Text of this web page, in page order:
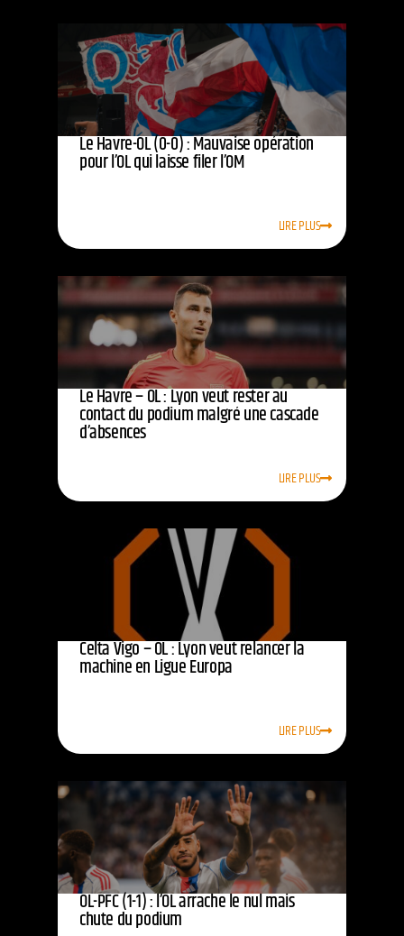
Le Havre-OL (0-0) : Mauvaise opération
pour l’OL qui laisse filer l’OM
LIRE PLUS
Le Havre – OL : Lyon veut rester au
contact du podium malgré une cascade
d’absences
LIRE PLUS
Celta Vigo – OL : Lyon veut relancer la
machine en Ligue Europa
LIRE PLUS
OL-PFC (1-1) : l’OL arrache le nul mais
chute du podium